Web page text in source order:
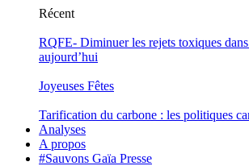
Récent
RQFE- Diminuer les rejets toxiques dans
aujourd’hui
Joyeuses Fêtes
Tarification du carbone : les politiques
Analyses
A propos
#Sauvons Gaïa Presse